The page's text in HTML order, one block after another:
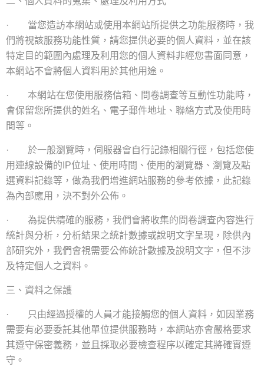
· 當您造訪本網站或使用本網站所提供之功能服務時 ， 我
們將視該服務功能性質 ， 請您提供必要的個人資料 ， 並在該
特定目的範圍內處理及利用您的個人資料非經您書面同意 ，
本網站不會將個人資料用於其他用途 。
· 本網站在您使用服務信箱 、 問卷調查等互動性功能時 ，
會保留您所提供的姓名 、 電子郵件地址、聯絡方式及使用時
間等 。
· 於一般瀏覽時 ， 伺服器會自行記錄相關行徑 ， 包括您使
用連線設備的 IP位址 、 使用時間 、 使用的瀏覽器 、 瀏覽及點
選資料記錄等 ， 做為我們增進網站服務的參考依據 ， 此記錄
為內部應用 ， 決不對外公佈 。
· 為提供精確的服務 ， 我們會將收集的問卷調查內容進行
統計與分析 ， 分析結果之統計數據或說明文字呈現 ， 除供內
部研究外 ， 我們會視需要公佈統計數據及說明文字 ， 但不涉
及特定個人之資料 。
三、資料之保護
· 只由經過授權的人員才能接觸您的個人資料 ， 如因業務
需要有必要委託其他單位提供服務時 ， 本網站亦會嚴格要求
其遵守保密義務 ， 並且採取必要檢查程序以確定其將確實遵
守 。